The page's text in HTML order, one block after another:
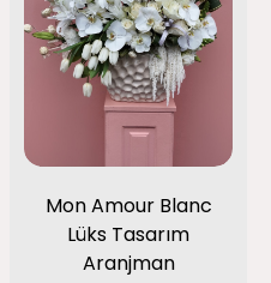
Mon Amour Blanc
Lüks Tasarım
Aranjman